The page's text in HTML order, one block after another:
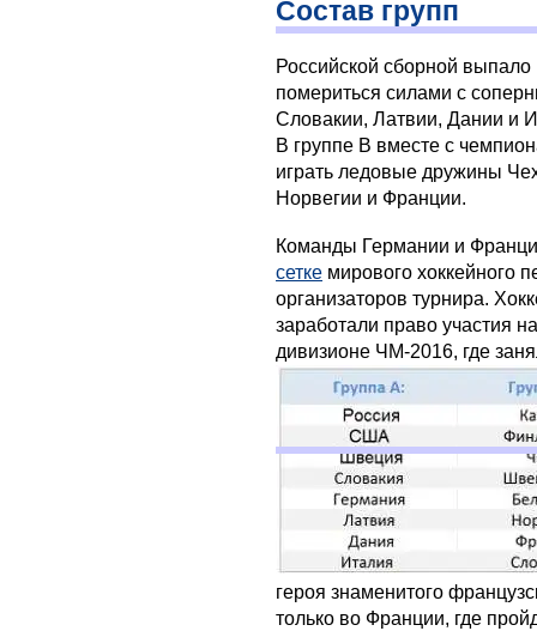
Состав групп
Российской сборной выпало
помериться силами с
Словакии, Латвии, Дании и
В группе В вместе с
играть ледовые дружины
Норвегии и Франции.
Команды Германии и
сетке мирового хоккейного
организаторов турнира.
заработали право участия
дивизионе ЧМ-2016, где
героя знаменитого
только во Франции, где